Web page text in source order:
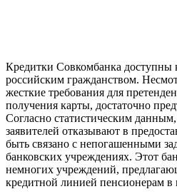
Кредитки Совкомбанка
российским гражданством.
жесткие требования для
получения карты, достаточно
Согласно статистическим
заявителей отказывают в
быть связано с непогашенными
банковских учреждениях. Этот
немногих учреждений,
кредитной линией пенсионерам в